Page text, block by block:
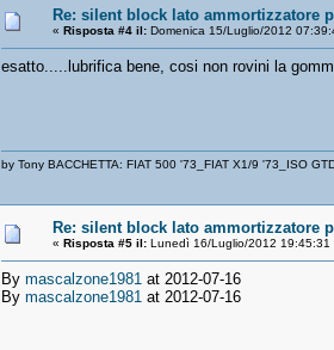
Re: silent block lato ammortizzatore
« Risposta #4 il: Domenica 15/Luglio/2012
esatto.....lubrifica bene, cosi non rovini la
by Tony BACCHETTA: FIAT 500 '73_FIAT X1/9 '73_ISO
Re: silent block lato ammortizzatore
« Risposta #5 il: Lunedì 16/Luglio/2012 19:45:31
By mascalzone1981 at 2012-07-16
By mascalzone1981 at 2012-07-16